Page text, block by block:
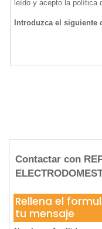
Contactar con